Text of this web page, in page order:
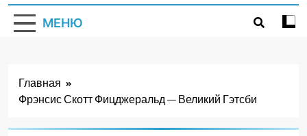
МЕНЮ
Главная
Фрэнсис Скотт Фицджеральд — Великий Гэтсби